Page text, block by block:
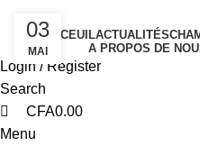
ACCEUILACTUALITÉS
A PROPOS DE
Login / Register
Search
CFA0.00
Menu
03
MAI